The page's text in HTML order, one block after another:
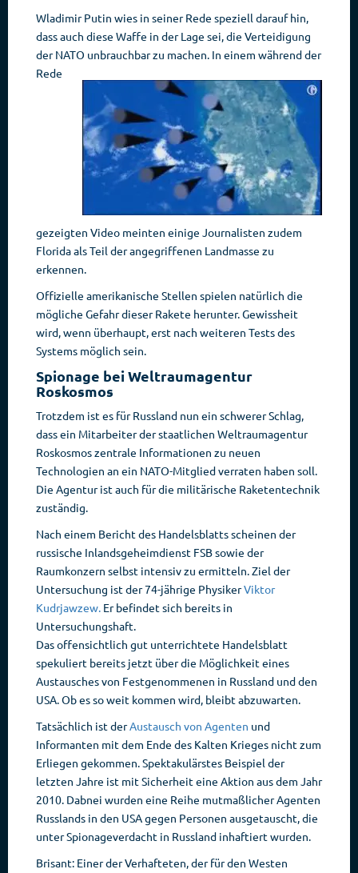
Wladimir Putin wies in seiner Rede speziell darauf hin,
dass auch diese Waffe in der Lage sei, die Verteidigung
der NATO unbrauchbar zu machen. In einem während der
Rede
gezeigten Video meinten einige Journalisten zudem
Florida als Teil der angegriffenen Landmasse zu
erkennen.
Offizielle amerikanische Stellen spielen natürlich die
mögliche Gefahr dieser Rakete herunter. Gewissheit
wird, wenn überhaupt, erst nach weiteren Tests des
Systems möglich sein.
Spionage bei Weltraumagentur
Roskosmos
Trotzdem ist es für Russland nun ein schwerer Schlag,
dass ein Mitarbeiter der staatlichen Weltraumagentur
Roskosmos zentrale Informationen zu neuen
Technologien an ein NATO-Mitglied verraten haben soll.
Die Agentur ist auch für die militärische Raketentechnik
zuständig.
Nach einem Bericht des Handelsblatts scheinen der
russische Inlandsgeheimdienst FSB sowie der
Raumkonzern selbst intensiv zu ermitteln. Ziel der
Untersuchung ist der 74-jährige PhysikerViktor
Kudrjawzew. Er befindet sich bereits in
Untersuchungshaft.
Das offensichtlich gut unterrichtete Handelsblatt
spekuliert bereits jetzt über die Möglichkeit eines
Austausches von Festgenommenen in Russland und den
USA. Ob es so weit kommen wird, bleibt abzuwarten.
Tatsächlich ist derAustausch von Agenten und
Informanten mit dem Ende des Kalten Krieges nicht zum
Erliegen gekommen. Spektakulärstes Beispiel der
letzten Jahre ist mit Sicherheit eine Aktion aus dem Jahr
2010. Dabnei wurden eine Reihe mutmaßlicher Agenten
Russlands in den USA gegen Personen ausgetauscht, die
unter Spionageverdacht in Russland inhaftiert wurden.
Brisant: Einer der Verhafteten, der für den Westen